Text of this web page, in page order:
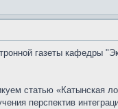
газеты кафедры
статью «Катынская
перспектив